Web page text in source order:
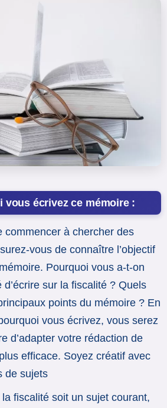
vous écrivez ce mémoire :
commencer à chercher des
vous de connaître l’objectif
Pourquoi vous a-t-on
d’écrire sur la fiscalité ? Quels
points du mémoire ? En
vous écrivez, vous serez
d’adapter votre rédaction de
efficace. Soyez créatif avec
de sujets
fiscalité soit un sujet courant,